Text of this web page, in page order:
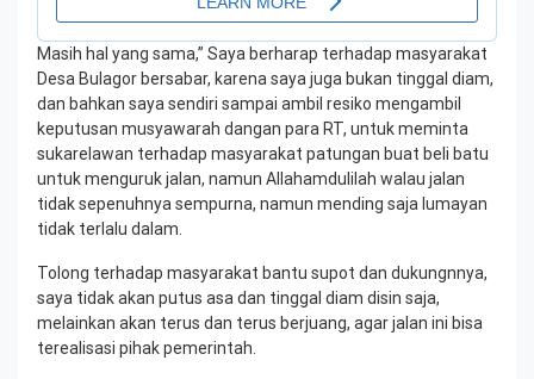
Masih hal yang sama,” Saya berharap terhadap masyarakat
Desa Bulagor bersabar, karena saya juga bukan tinggal diam,
dan bahkan saya sendiri sampai ambil resiko mengambil
keputusan musyawarah dangan para RT, untuk meminta
sukarelawan terhadap masyarakat patungan buat beli batu
untuk menguruk jalan, namun Allahamdulilah walau jalan
tidak sepenuhnya sempurna, namun mending saja lumayan
tidak terlalu dalam.
Tolong terhadap masyarakat bantu supot dan dukungnnya,
saya tidak akan putus asa dan tinggal diam disin saja,
melainkan akan terus dan terus berjuang, agar jalan ini bisa
terealisasi pihak pemerintah.